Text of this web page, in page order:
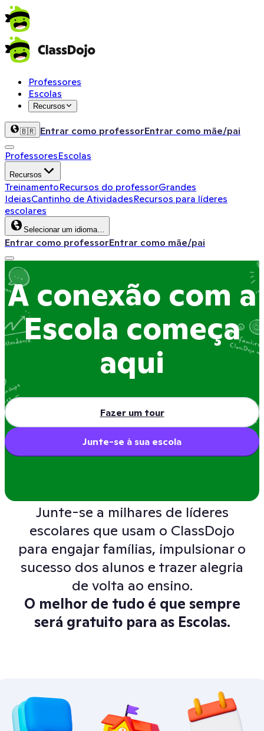
Professores
Escolas
Recursos
🇧🇷 Entrar como professorEntrar como mãe/pai
ProfessoresEscolas
Recursos
TreinamentoRecursos do professorGrandes
IdeiasCantinho de AtividadesRecursos para líderes
escolares
Selecionar um idioma…
Entrar como professorEntrar como mãe/pai
A conexão com a
Escola começa
aqui
Fazer um tour
Junte-se à sua escola
Junte-se a milhares de líderes
escolares que usam o ClassDojo
para engajar famílias, impulsionar o
sucesso dos alunos e trazer alegria
de volta ao ensino.
O melhor de tudo é que sempre
será gratuito para as Escolas.